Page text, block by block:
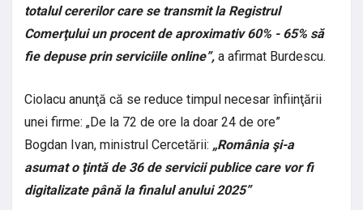
totalul cererilor care se transmit la Registrul
Comerţului un procent de aproximativ 60% - 65% să
fie depuse prin serviciile online”, a afirmat Burdescu.
Ciolacu anunţă că se reduce timpul necesar înfiinţării
unei firme: „De la 72 de ore la doar 24 de ore”
Bogdan Ivan, ministrul Cercetării: „România şi-a
asumat o ţintă de 36 de servicii publice care vor fi
digitalizate până la finalul anului 2025”